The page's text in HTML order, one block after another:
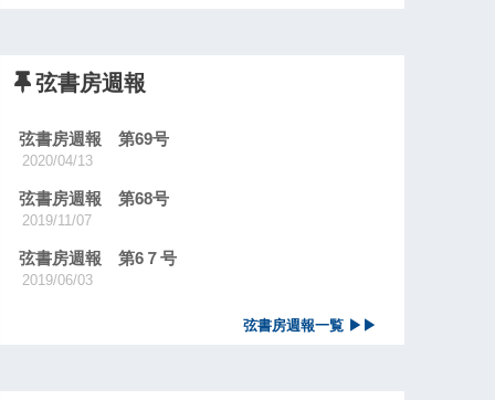
弦書房週報
弦書房週報 第69号
2020/04/13
弦書房週報 第68号
2019/11/07
弦書房週報 第6７号
2019/06/03
弦書房週報一覧 ▶▶